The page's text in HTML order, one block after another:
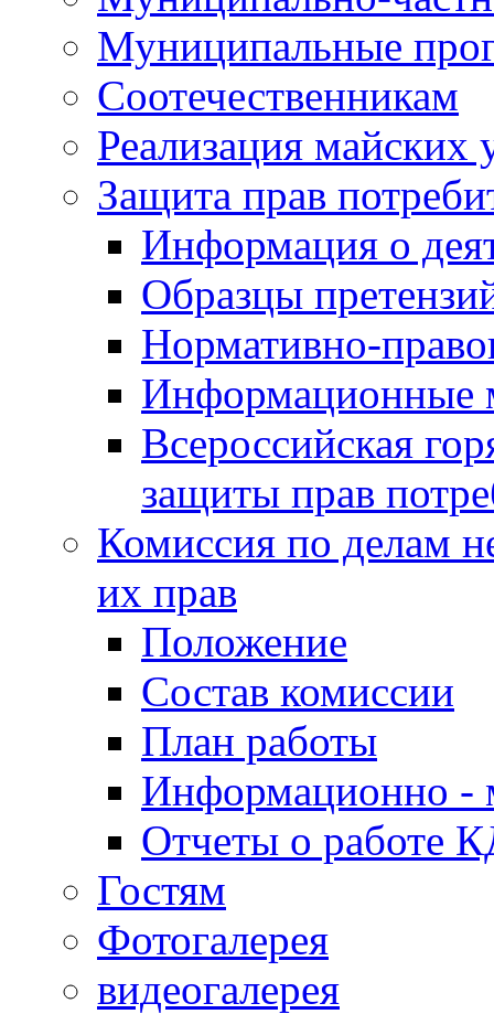
Муниципальные
Соотечественникам
Реализация майских
Защита прав
Информация о
Образцы
Нормативно-
Информационные
Всероссийская
защиты прав
Комиссия по делам
их прав
Положение
Состав комиссии
План работы
Информационно -
Отчеты о работе
Гостям
Фотогалерея
видеогалерея